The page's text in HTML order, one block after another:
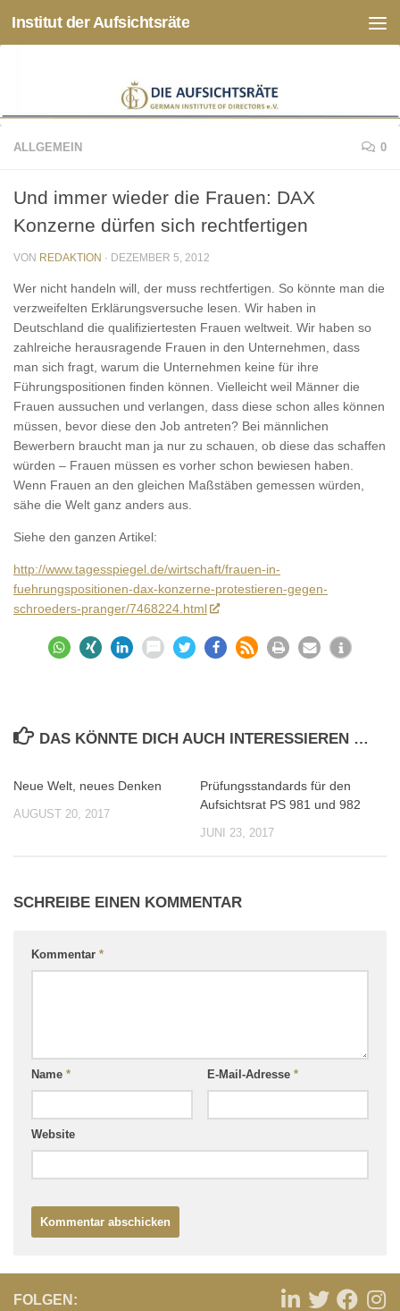
Zum Inhalt springen
Institut der Aufsichtsräte
ALLGEMEIN 0
Und immer wieder die Frauen: DAX
Konzerne dürfen sich rechtfertigen
VON REDAKTION · DEZEMBER 5, 2012
Wer nicht handeln will, der muss rechtfertigen. So könnte man die
verzweifelten Erklärungsversuche lesen. Wir haben in
Deutschland die qualifiziertesten Frauen weltweit. Wir haben so
zahlreiche herausragende Frauen in den Unternehmen, dass
man sich fragt, warum die Unternehmen keine für ihre
Führungspositionen finden können. Vielleicht weil Männer die
Frauen aussuchen und verlangen, dass diese schon alles können
müssen, bevor diese den Job antreten? Bei männlichen
Bewerbern braucht man ja nur zu schauen, ob diese das schaffen
würden – Frauen müssen es vorher schon bewiesen haben.
Wenn Frauen an den gleichen Maßstäben gemessen würden,
sähe die Welt ganz anders aus.
Siehe den ganzen Artikel:
http://www.tagesspiegel.de/wirtschaft/frauen-in-
fuehrungspositionen-dax-konzerne-protestieren-gegen-
schroeders-pranger/7468224.html
DAS KÖNNTE DICH AUCH INTERESSIEREN …
Neue Welt, neues Denken
AUGUST 20, 2017
Prüfungsstandards für den
Aufsichtsrat PS 981 und 982
JUNI 23, 2017
SCHREIBE EINEN KOMMENTAR
Kommentar *
Name * E-Mail-Adresse *
Website
FOLGEN: